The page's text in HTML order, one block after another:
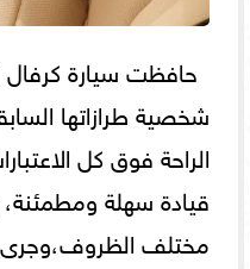
حافظت سيارة كرفال
شخصية طرازاتها
الراحة فوق كل
قيادة سهلة
مختلف الظروف،وجرى